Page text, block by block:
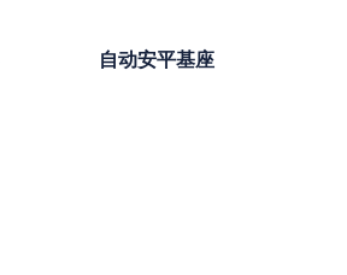
自动安平基座